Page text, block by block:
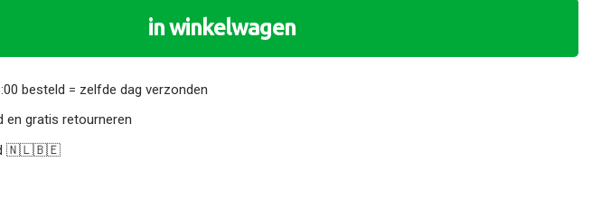
in winkelwagen
besteld = zelfde dag verzonden
en gratis retourneren
🇳🇱🇧🇪